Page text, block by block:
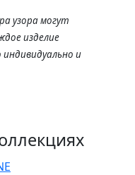
узора могут
изделие
и